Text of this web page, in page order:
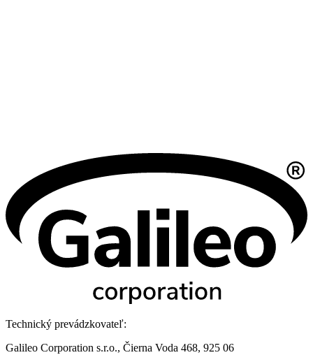
Technický prevádzkovateľ:
Galileo Corporation s.r.o., Čierna Voda 468, 925 06